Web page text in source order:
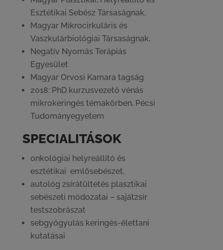
Esztétikai Sebész Társaságnak,
Magyar Mikrocirkuláris és
Vaszkulárbiológiai Társaságnak,
Negatív Nyomás Terápiás
Egyesület
Magyar Orvosi Kamara tagság
2018: PhD kurzusvezető vénás
mikrokeringés témakörben, Pécsi
Tudományegyetem
SPECIALITÁSOK
onkológiai helyreállító és
esztétikai emlősebészet,
autológ zsírátültetés plasztikai
sebészeti módozatai – sajátzsír
testszobrászat
sebgyógyulás keringés-élettani
kutatásai